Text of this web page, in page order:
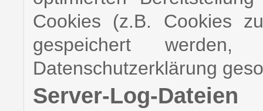
Cookies (z.B. Cookies
gespeichert
Datenschutzerklärung
Server-Log-Dateien